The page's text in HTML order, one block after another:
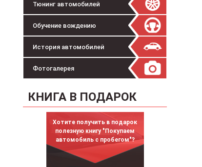
Тюнинг автомобилей
Обучение вождению
История автомобилей
Фотогалерея
КНИГА В ПОДАРОК
Хотите получить в подарок
полезную книгу "Покупаем
автомобиль с пробегом"?